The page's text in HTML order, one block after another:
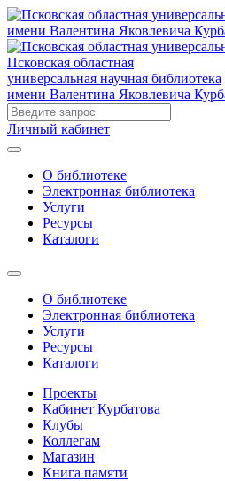
Псковская областная
универсальная научная библиотека
имени Валентина Яковлевича
Личный кабинет
О библиотеке
Электронная библиотека
Услуги
Ресурсы
Каталоги
О библиотеке
Электронная библиотека
Услуги
Ресурсы
Каталоги
Проекты
Кабинет Курбатова
Клубы
Коллегам
Магазин
Книга памяти